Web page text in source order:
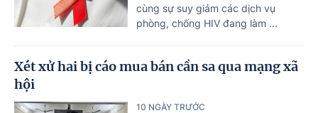
cùng sự suy giảm các dịch vụ
phòng, chống HIV đang làm ...
Xét xử hai bị cáo mua bán cần sa qua mạng xã
hội
10 NGÀY TRƯỚC